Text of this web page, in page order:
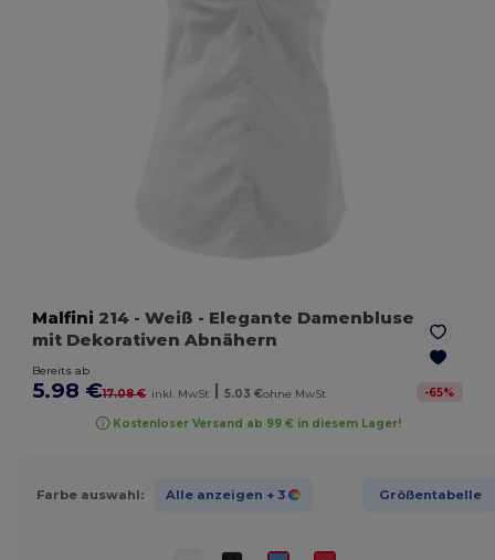
Malfini 214 - Weiß - Elegante Damenbluse
mit Dekorativen Abnähern
Bereits ab
5.98 €17.08 € inkl. MwSt | 5.03 €ohne MwSt -65%
Kostenloser Versand ab 99 € in diesem Lager!
Farbe auswahl: Alle anzeigen + 3 Größentabelle